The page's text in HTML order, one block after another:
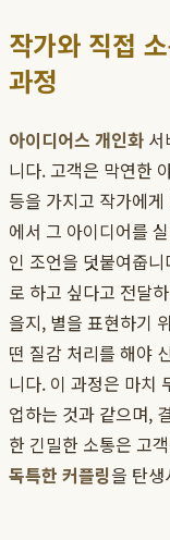
작가와 직접
과정
아이디어스 개인화
니다. 고객은 막연한
등을 가지고 작가에
에서 그 아이디어를
인 조언을 덧붙여줍
로 하고 싶다고 전달
을지, 별을 표현하기
떤 질감 처리를 해야
니다. 이 과정은 마치
업하는 것과 같으며,
한 긴밀한 소통은 고
독특한 커플링을 탄